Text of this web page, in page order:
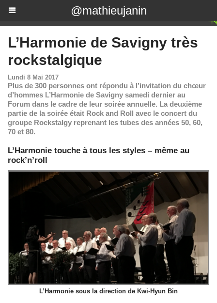
@mathieujanin
L’Harmonie de Savigny très
rockstalgique
Lundi 8 Mai 2017
Plus de 300 personnes ont répondu à l’invitation du chœur
d’hommes L’Harmonie de Savigny samedi dernier au
Forum dans le cadre de leur soirée annuelle. La deuxième
partie de la soirée était Rock and Roll avec le concert du
groupe Rockstalgy reprenant les tubes des années 50, 60,
70 et 80.
L’Harmonie touche à tous les styles – même au
rock’n’roll
L’Harmonie sous la direction de Kwi-Hyun Bin